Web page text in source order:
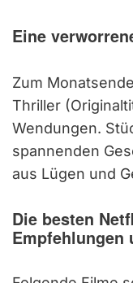
Eine
Zum
Thriller
Wendungen.
spannenden
aus Lügen und
Die besten
Empfehlungen